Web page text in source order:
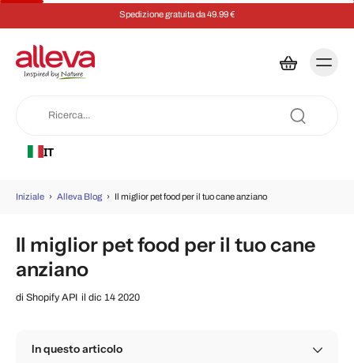
Spedizione gratuita da 49.99 €
IT
Iniziale › Alleva Blog › Il miglior pet food per il tuo cane anziano
Il miglior pet food per il tuo cane
anziano
di Shopify API il dic 14 2020
In questo articolo